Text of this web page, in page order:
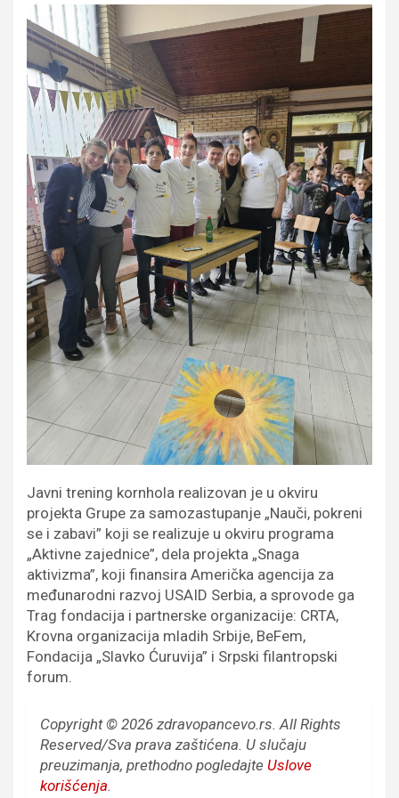
Javni trening kornhola realizovan je u okviru
projekta Grupe za samozastupanje „Nauči, pokreni
se i zabavi” koji se realizuje u okviru programa
„Aktivne zajednice”, dela projekta „Snaga
aktivizma”, koji finansira Američka agencija za
međunarodni razvoj USAID Serbia, a sprovode ga
Trag fondacija i partnerske organizacije: CRTA,
Krovna organizacija mladih Srbije, BeFem,
Fondacija „Slavko Ćuruvija” i Srpski filantropski
forum.
Copyright © 2026 zdravopancevo.rs. All Rights
Reserved/Sva prava zaštićena. U slučaju
preuzimanja, prethodno pogledajte Uslove
korišćenja.